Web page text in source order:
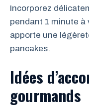
Incorporez
pendant 1 minute
apporte une
pancakes.
Idées
gourmands